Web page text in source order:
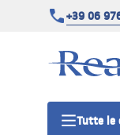
+39 06
Tutte le